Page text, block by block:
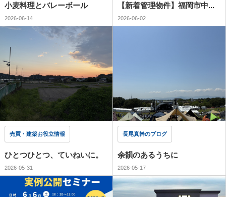
小麦料理とバレーボール
2026-06-14
【新着管理物件】福岡市中...
2026-06-02
売買・建築お役立情報
ひとつひとつ、ていねいに。
2026-05-31
長尾真幹のブログ
余韻のあるうちに
2026-05-17